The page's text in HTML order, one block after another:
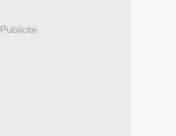
Publicité